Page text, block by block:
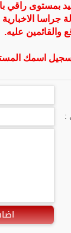
بمستوى راقي
جراسا
والقائمين عليه.
اسمك
: